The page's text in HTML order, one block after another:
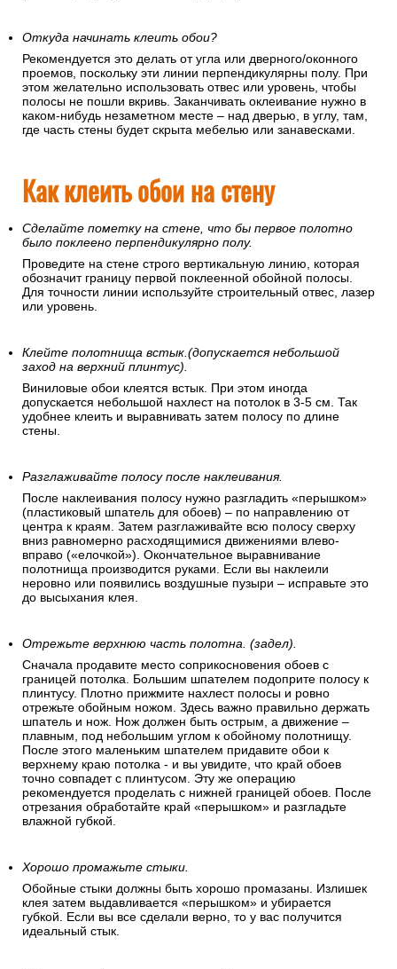
Откуда начинать клеить обои?
Рекомендуется это делать от угла или дверного/оконного
проемов, поскольку эти линии перпендикулярны полу. При
этом желательно использовать отвес или уровень, чтобы
полосы не пошли вкривь. Заканчивать оклеивание нужно в
каком-нибудь незаметном месте – над дверью, в углу, там,
где часть стены будет скрыта мебелью или занавесками.
Как клеить обои на стену
Сделайте пометку на стене, что бы первое полотно
было поклеено перпендикулярно полу.
Проведите на стене строго вертикальную линию, которая
обозначит границу первой поклеенной обойной полосы.
Для точности линии используйте строительный отвес, лазер
или уровень.
Клейте полотнища встык.(допускается небольшой
заход на верхний плинтус).
Виниловые обои клеятся встык. При этом иногда
допускается небольшой нахлест на потолок в 3-5 см. Так
удобнее клеить и выравнивать затем полосу по длине
стены.
Разглаживайте полосу после наклеивания.
После наклеивания полосу нужно разгладить «перышком»
(пластиковый шпатель для обоев) – по направлению от
центра к краям. Затем разглаживайте всю полосу сверху
вниз равномерно расходящимися движениями влево-
вправо («елочкой»). Окончательное выравнивание
полотнища производится руками. Если вы наклеили
неровно или появились воздушные пузыри – исправьте это
до высыхания клея.
Отрежьте верхнюю часть полотна. (задел).
Сначала продавите место соприкосновения обоев с
границей потолка. Большим шпателем подоприте полосу к
плинтусу. Плотно прижмите нахлест полосы и ровно
отрежьте обойным ножом. Здесь важно правильно держать
шпатель и нож. Нож должен быть острым, а движение –
плавным, под небольшим углом к обойному полотнищу.
После этого маленьким шпателем придавите обои к
верхнему краю потолка - и вы увидите, что край обоев
точно совпадет с плинтусом. Эту же операцию
рекомендуется проделать с нижней границей обоев. После
отрезания обработайте край «перышком» и разгладьте
влажной губкой.
Хорошо промажьте стыки.
Обойные стыки должны быть хорошо промазаны. Излишек
клея затем выдавливается «перышком» и убирается
губкой. Если вы все сделали верно, то у вас получится
идеальный стык.